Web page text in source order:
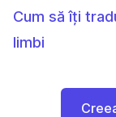
Cum să îți
limbi